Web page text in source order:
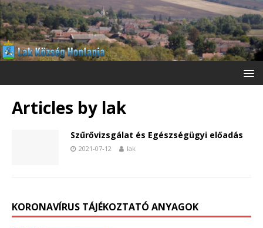
Articles by lak
Szűrővizsgálat és Egészségügyi előadás
2021-07-12 lak
KORONAVÍRUS TÁJÉKOZTATÓ ANYAGOK